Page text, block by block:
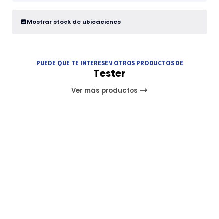
Mostrar stock de ubicaciones
PUEDE QUE TE INTERESEN OTROS PRODUCTOS DE
Tester
Ver más productos